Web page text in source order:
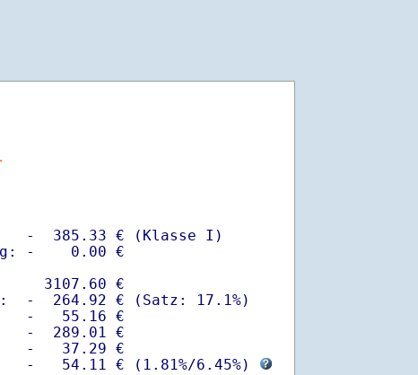
-  385.33 € (Klasse I)
-    0.00 €
3107.60 €
-  264.92 € (Satz: 17.1%)
-   55.16 €
-  289.01 €
-   37.29 €
-   54.11 € ( 1.81%/6.45%)